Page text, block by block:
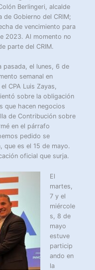
Berlingeri, alcalde
Gobierno del CRIM;
de vencimiento para
2023. Al momento no
parte del CRIM.
pasada, el lunes, 6 de
semanal en
CPA Luis Zayas,
sobre la obligación
que hacen negocios
de Contribución sobre
en el párrafo
pedido se
que es el 15 de mayo.
oficial que surja.
El
martes,
7 y el
miércole
s, 8 de
mayo
estuve
particip
ando en
la